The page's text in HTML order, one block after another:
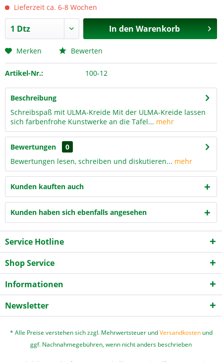
Lieferzeit ca. 6-8 Wochen
In den Warenkorb
Merken Bewerten
Artikel-Nr.: 100-12
Beschreibung
Schreibspaß mit ULMA-Kreide Mit der ULMA-Kreide lassen
sich farbenfrohe Kunstwerke an die Tafel... mehr
Bewertungen
0
Bewertungen lesen, schreiben und diskutieren... mehr
Kunden kauften auch
Kunden haben sich ebenfalls angesehen
Service Hotline
Shop Service
Informationen
Newsletter
* Alle Preise verstehen sich zzgl. Mehrwertsteuer undVersandkostenund
ggf. Nachnahmegebühren, wenn nicht anders beschrieben